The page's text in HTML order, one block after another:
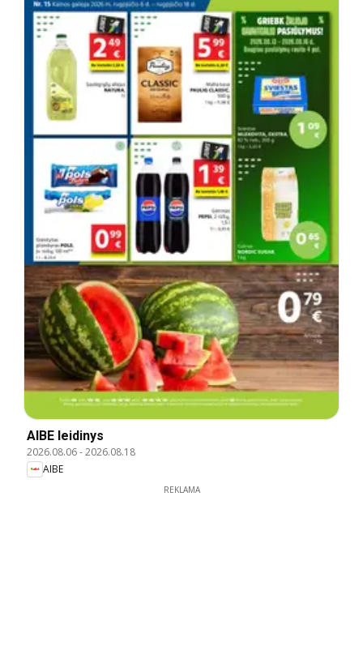
AIBE leidinys
2026.08.06-2026.08.18
AIBE
REKLAMA